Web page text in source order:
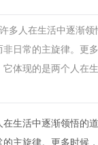
多人在生活中逐渐领
日常的主旋律。更
体现的是两个人在
生活中逐渐领悟的
主旋律。更多时候，